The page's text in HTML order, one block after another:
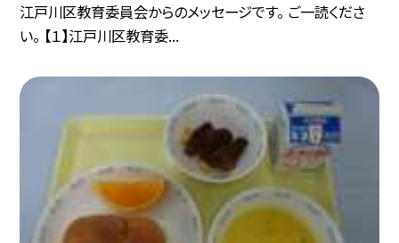
江戸川区教育委員会からのメッセージです。 ご一読くださ
い。 【１】江戸川区教育委...